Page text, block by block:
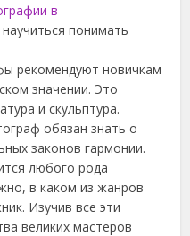
в
понимать
рекомендуют новичкам
значении. Это
и скульптура.
обязан знать о
законов гармонии.
любого рода
в каком из жанров
Изучив все эти
великих мастеров